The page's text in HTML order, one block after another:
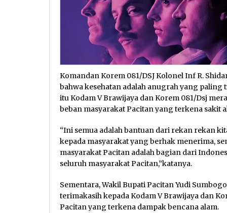
Komandan Korem 081/DSJ Kolonel Inf R.
bahwa kesehatan adalah anugrah yang
itu Kodam V Brawijaya dan Korem 081/Dsj
beban masyarakat Pacitan yang terkena sakit
“Ini semua adalah bantuan dari rekan rekan
kepada masyarakat yang berhak menerima,
masyarakat Pacitan adalah bagian dari
seluruh masyarakat Pacitan,”katanya.
Sementara, Wakil Bupati Pacitan Yudi
terimakasih kepada Kodam V Brawijaya dan
Pacitan yang terkena dampak bencana alam.